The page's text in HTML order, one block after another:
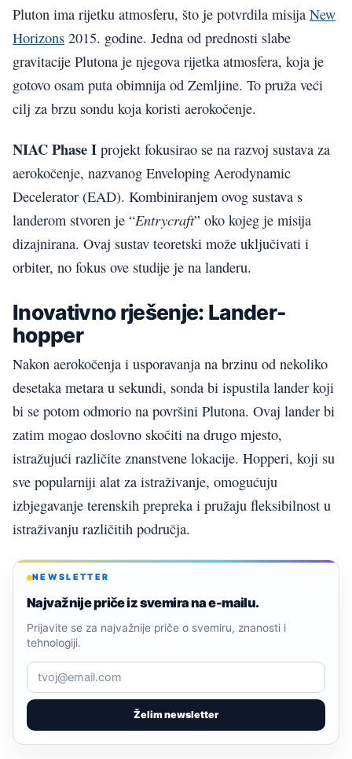
Pluton ima rijetku atmosferu, što je potvrdila misija New
Horizons 2015. godine. Jedna od prednosti slabe
gravitacije Plutona je njegova rijetka atmosfera, koja je
gotovo osam puta obimnija od Zemljine. To pruža veći
cilj za brzu sondu koja koristi aerokočenje.
NIAC Phase I projekt fokusirao se na razvoj sustava za
aerokočenje, nazvanog Enveloping Aerodynamic
Decelerator (EAD). Kombiniranjem ovog sustava s
landerom stvoren je “Entrycraft” oko kojeg je misija
dizajnirana. Ovaj sustav teoretski može uključivati i
orbiter, no fokus ove studije je na landeru.
Inovativno rješenje: Lander-
hopper
Nakon aerokočenja i usporavanja na brzinu od nekoliko
desetaka metara u sekundi, sonda bi ispustila lander koji
bi se potom odmorio na površini Plutona. Ovaj lander bi
zatim mogao doslovno skočiti na drugo mjesto,
istražujući različite znanstvene lokacije. Hopperi, koji su
sve popularniji alat za istraživanje, omogućuju
izbjegavanje terenskih prepreka i pružaju fleksibilnost u
istraživanju različitih područja.
NEWSLETTER
Najvažnije priče iz svemira na e-mailu.
Želim newsletter
Prijavite se za najvažnije priče o svemiru, znanosti i
tehnologiji.